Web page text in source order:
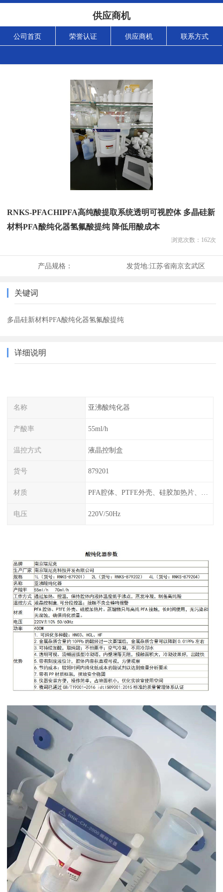
供应商机
公司首页 荣誉认证 供应商机 联系方式
RNKS-PFACHIPFA高纯酸提取系统透明可视腔体 多晶硅新
材料PFA酸纯化器氢氟酸提纯 降低用酸成本
浏览次数： 162次
产品规格： 发货地:江苏省南京玄武区
关键词
多晶硅新材料PFA酸纯化器氢氟酸提纯
详细说明
名称 亚沸酸纯化器
产酸率 55ml/h
温控方式 液晶控制盒
货号 879201
材质 PFA腔体、PTFE外壳、硅胶加热片、塑料框架
电压 220V/50Hz